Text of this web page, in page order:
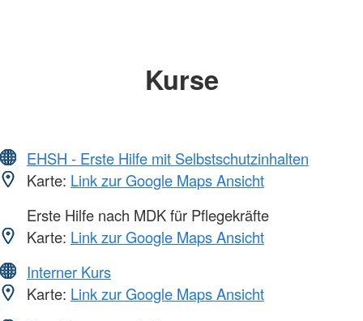
Kurse
EHSH - Erste Hilfe mit Selbstschutzinhalten
Karte: Link zur Google Maps Ansicht
Erste Hilfe nach MDK für Pflegekräfte
Karte: Link zur Google Maps Ansicht
Interner Kurs
Karte: Link zur Google Maps Ansicht